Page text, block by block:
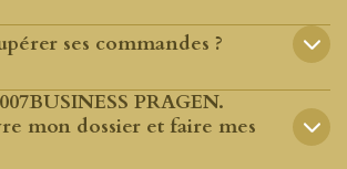
ses commandes ?
PRAGEN.
mon dossier et faire mes